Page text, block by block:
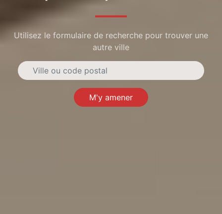
Utilisez le formulaire de recherche pour trouver une
autre ville
M'y amener